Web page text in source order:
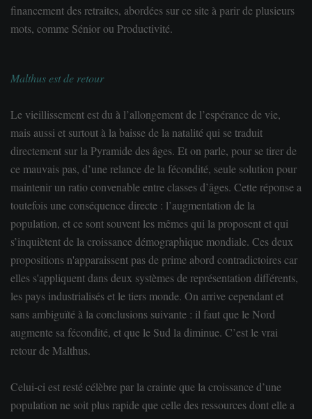
financement des retraites, abordées sur ce site à parir de plusieurs
mots, comme Séniorou Productivité.
Malthus est de retour
Le vieillissement est du à l’allongement de l’espérance de vie,
mais aussi et surtout à la baisse de la natalité qui se traduit
directement sur la Pyramidedes âges. Et on parle, pour se tirer de
ce mauvais pas, d’une relance de la fécondité, seule solution pour
maintenir un ratio convenable entre classes d’âges. Cette réponse a
toutefois une conséquence directe : l’augmentation de la
population, et ce sont souvent les mêmes qui la proposent et qui
s’inquiètent de la croissance démographique mondiale. Ces deux
propositions n'apparaissent pas de prime abord contradictoires car
elles s'appliquent dans deux systèmes de représentation différents,
les pays industrialisés et le tiers monde. On arrive cependant et
sans ambiguïté à la conclusions suivante : il faut que le Nord
augmente sa fécondité, et que le Sud la diminue. C’est le vrai
retour de Malthus.
Celui-ci est resté célèbre par la crainte que la croissance d’une
population ne soit plus rapide que celle des ressources dont elle a